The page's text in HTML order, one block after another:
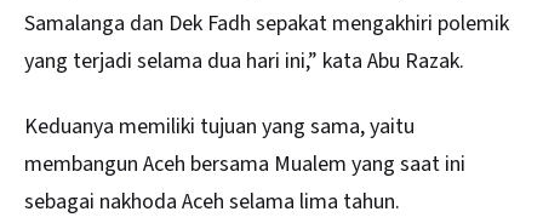
Samalanga dan Dek Fadh sepakat mengakhiri polemik
yang terjadi selama dua hari ini,” kata Abu Razak.
Keduanya memiliki tujuan yang sama, yaitu
membangun Aceh bersama Mualem yang saat ini
sebagai nakhoda Aceh selama lima tahun.